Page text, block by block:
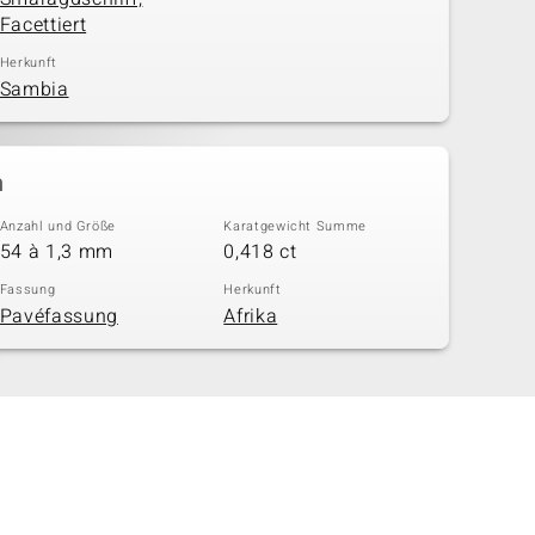
Facettiert
Herkunft
Sambia
Anzahl und Größe
54 à 1,3 mm
Karatgewicht Summe
0,418 ct
Fassung
Pavéfassung
Herkunft
Afrika